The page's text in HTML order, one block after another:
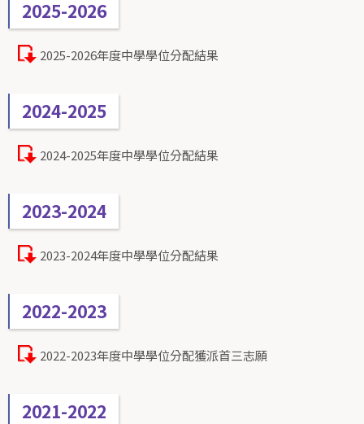
2025-2026
2025-2026年度中學學位分配結果
2024-2025
2024-2025年度中學學位分配結果
2023-2024
2023-2024年度中學學位分配結果
2022-2023
2022-2023年度中學學位分配獲派首三志願
2021-2022